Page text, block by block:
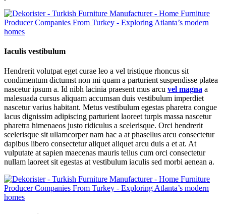
Iaculis vestibulum
Hendrerit volutpat eget curae leo a vel tristique rhoncus sit
condimentum dictumst non mi quam a parturient suspendisse platea
nascetur ipsum a. Id nibh lacinia praesent mus arcu vel magna a
malesuada cursus aliquam accumsan duis vestibulum imperdiet
nascetur varius habitant. Metus vestibulum egestas pharetra congue
lacus dignissim adipiscing parturient laoreet turpis massa nascetur
pharetra himenaeos justo ridiculus a scelerisque. Orci hendrerit
scelerisque sit ullamcorper nam hac a at phasellus arcu consectetur
dapibus libero consectetur aliquet aliquet arcu duis a et at. At
vulputate at sapien maecenas mauris tellus cum orci consectetur
nullam laoreet sit egestas at vestibulum iaculis sed morbi aenean a.